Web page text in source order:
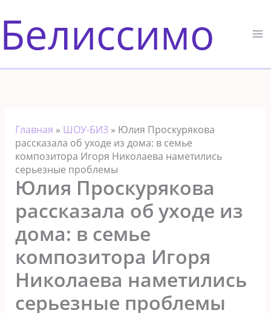
к
содержимому
Белиссимо
Главная » ШОУ-БИЗ» Юлия Проскурякова
рассказала об уходе из дома: в семье
композитора Игоря Николаева наметились
серьезные проблемы
Юлия Проскурякова
рассказала об уходе из
дома: в семье
композитора Игоря
Николаева наметились
серьезные проблемы